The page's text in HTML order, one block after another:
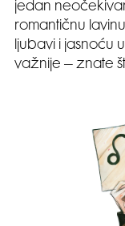
jedan
romantičnu
ljubavi i jasnoću
važnije – znate